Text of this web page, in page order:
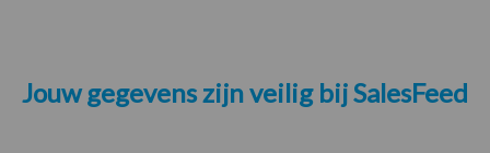
Jouw gegevens zijn veilig bij SalesFeed